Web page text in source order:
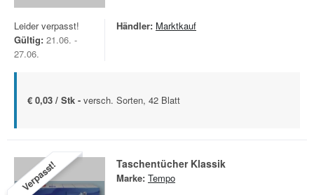
Leider verpasst!
Gültig: 21.06. -
27.06.
Händler: Marktkauf
€ 0,03 / Stk - versch. Sorten, 42 Blatt
Verpasst! Taschentücher Klassik
Marke: Tempo